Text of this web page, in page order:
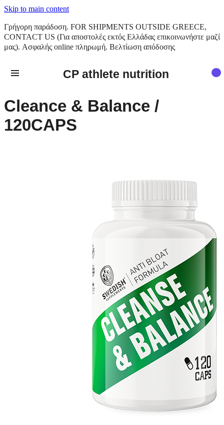
Skip to main content
CP athlete nutrition
Γρήγορη παράδοση. FOR SHIPMENTS OUTSIDE GREECE,
CONTACT US (Για αποστολές εκτός Ελλάδας επικοινωνήστε μαζί
μας). Ασφαλής online πληρωμή. Βελτίωση απόδοσης
Cleance & Balance /
120CAPS